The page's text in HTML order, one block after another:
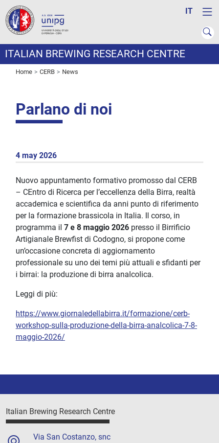
IT
ITALIAN BREWING RESEARCH CENTRE
Home CERB News
Parlano di noi
4 may 2026
Nuovo appuntamento formativo promosso dal CERB
– CEntro di Ricerca per l’eccellenza della Birra, realtà
accademica e scientifica da anni punto di riferimento
per la formazione brassicola in Italia. Il corso, in
programma il 7 e 8 maggio 2026 presso il Birrificio
Artigianale Brewfist di Codogno, si propone come
un’occasione concreta di aggiornamento
professionale su uno dei temi più attuali e sfidanti per
i birrai: la produzione di birra analcolica.
Leggi di più:
https://www.giornaledellabirra.it/formazione/cerb-
workshop-sulla-produzione-della-birra-analcolica-7-8-
maggio-2026/
Italian Brewing Research Centre
Via San Costanzo, snc